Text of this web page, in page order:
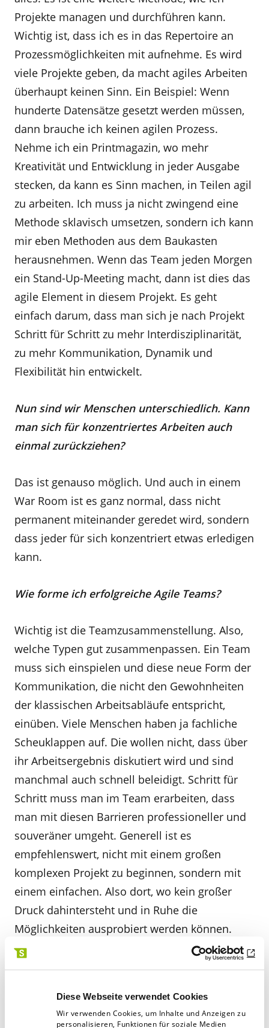
Diese Webseite verwendet Cookies
Wir verwenden Cookies, um Inhalte und Anzeigen zu
personalisieren, Funktionen für soziale Medien
Projekte managen und durchführen kann.
Wichtig ist, dass ich es in das Repertoire an
Prozessmöglichkeiten mit aufnehme. Es wird
viele Projekte geben, da macht agiles Arbeiten
überhaupt keinen Sinn. Ein Beispiel: Wenn
hunderte Datensätze gesetzt werden müssen,
dann brauche ich keinen agilen Prozess.
Nehme ich ein Printmagazin, wo mehr
Kreativität und Entwicklung in jeder Ausgabe
stecken, da kann es Sinn machen, in Teilen agil
zu arbeiten. Ich muss ja nicht zwingend eine
Methode sklavisch umsetzen, sondern ich kann
mir eben Methoden aus dem Baukasten
herausnehmen. Wenn das Team jeden Morgen
ein Stand-Up-Meeting macht, dann ist dies das
agile Element in diesem Projekt. Es geht
einfach darum, dass man sich je nach Projekt
Schritt für Schritt zu mehr Interdisziplinarität,
zu mehr Kommunikation, Dynamik und
Flexibilität hin entwickelt.
Nun sind wir Menschen unterschiedlich. Kann
man sich für konzentriertes Arbeiten auch
einmal zurückziehen?
Das ist genauso möglich. Und auch in einem
War Room ist es ganz normal, dass nicht
permanent miteinander geredet wird, sondern
dass jeder für sich konzentriert etwas erledigen
kann.
Wie forme ich erfolgreiche Agile Teams?
Wichtig ist die Teamzusammenstellung. Also,
welche Typen gut zusammenpassen. Ein Team
muss sich einspielen und diese neue Form der
Kommunikation, die nicht den Gewohnheiten
der klassischen Arbeitsabläufe entspricht,
einüben. Viele Menschen haben ja fachliche
Scheuklappen auf. Die wollen nicht, dass über
ihr Arbeitsergebnis diskutiert wird und sind
manchmal auch schnell beleidigt. Schritt für
Schritt muss man im Team erarbeiten, dass
man mit diesen Barrieren professioneller und
souveräner umgeht. Generell ist es
empfehlenswert, nicht mit einem großen
komplexen Projekt zu beginnen, sondern mit
einem einfachen. Also dort, wo kein großer
Druck dahintersteht und in Ruhe die
Möglichkeiten ausprobiert werden können.
Welche Rolle hat die Führungskraft im agilen
Einerseits gibt es im agilen Arbeiten keinen